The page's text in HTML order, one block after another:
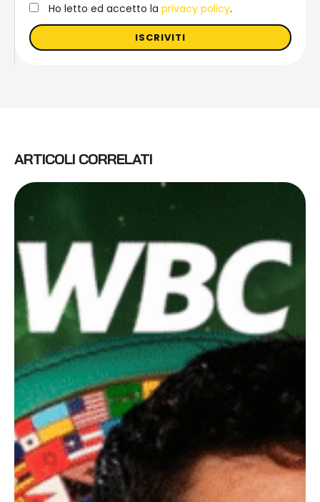
Ho letto ed accetto la privacy policy.
ISCRIVITI
ARTICOLI CORRELATI